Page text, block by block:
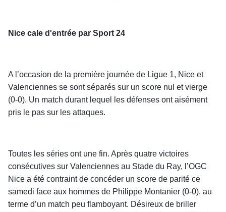
Nice cale d'entrée par Sport 24
A l’occasion de la première journée de Ligue 1, Nice et
Valenciennes se sont séparés sur un score nul et vierge
(0-0). Un match durant lequel les défenses ont aisément
pris le pas sur les attaques.
Toutes les séries ont une fin. Après quatre victoires
consécutives sur Valenciennes au Stade du Ray, l’OGC
Nice a été contraint de concéder un score de parité ce
samedi face aux hommes de Philippe Montanier (0-0), au
terme d’un match peu flamboyant. Désireux de briller